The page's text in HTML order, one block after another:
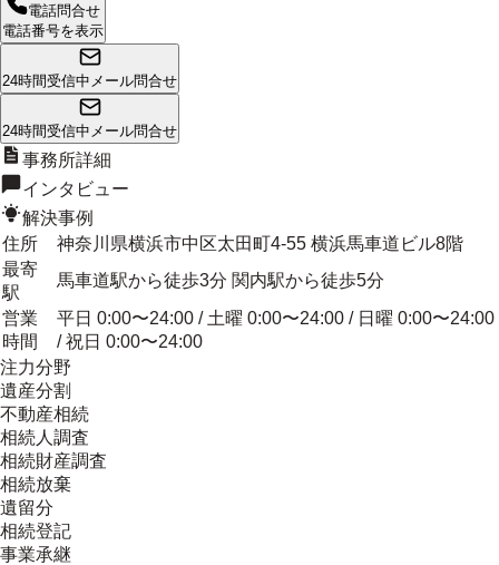
電話問合せ
電話番号を表示
24時間受信中 メール問合せ
24時間受信中 メール問合せ
事務所詳細
インタビュー
解決事例
住所
神奈川県横浜市中区太田町4-55 横浜馬車道ビル8階
最寄
駅
馬車道駅から徒歩3分 関内駅から徒歩5分
営業
時間
平日 0:00〜24:00 / 土曜 0:00〜24:00 / 日曜 0:00〜24:00
/ 祝日 0:00〜24:00
注力分野
遺産分割
不動産相続
相続人調査
相続財産調査
相続放棄
遺留分
相続登記
事業承継